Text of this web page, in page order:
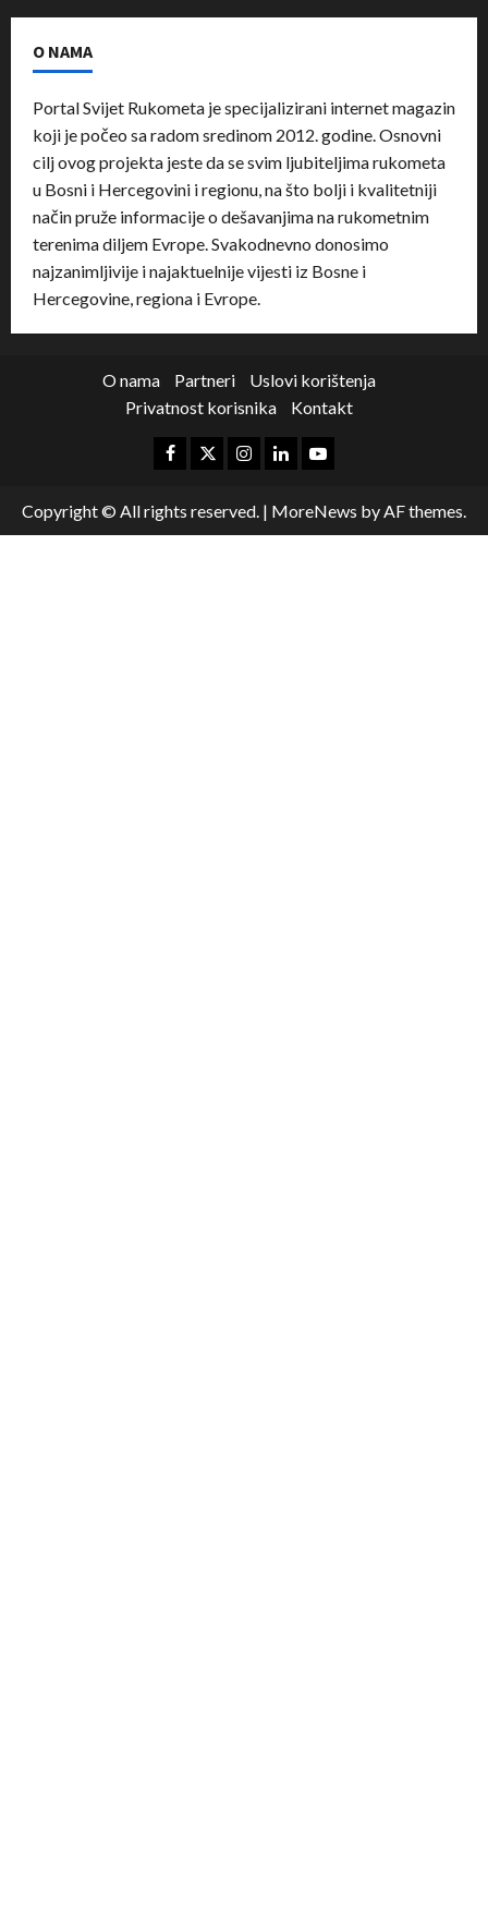
O NAMA
Portal Svijet Rukometa je specijalizirani internet magazin
koji je počeo sa radom sredinom 2012. godine. Osnovni
cilj ovog projekta jeste da se svim ljubiteljima rukometa
u Bosni i Hercegovini i regionu, na što bolji i kvalitetniji
način pruže informacije o dešavanjima na rukometnim
terenima diljem Evrope. Svakodnevno donosimo
najzanimljivije i najaktuelnije vijesti iz Bosne i
Hercegovine, regiona i Evrope.
O nama Partneri
Uslovi korištenja
Privatnost korisnika
Kontakt
Copyright © All rights reserved. | MoreNews by AF themes.